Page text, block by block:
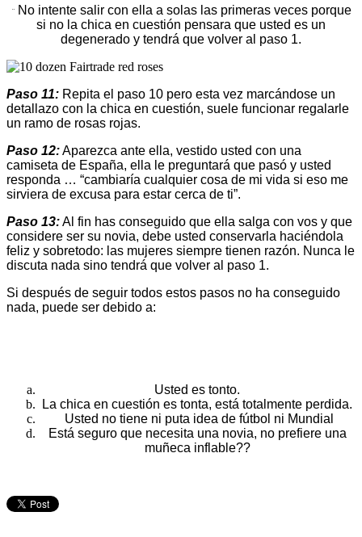
No intente salir con ella a solas las primeras veces porque
si no la chica en cuestión pensara que usted es un
degenerado y tendrá que volver al paso 1.
Paso 11: Repita el paso 10 pero esta vez marcándose un
detallazo con la chica en cuestión, suele funcionar regalarle
un ramo de rosas rojas.
Paso 12:Aparezca ante ella, vestido usted con una
camiseta de España, ella le preguntará que pasó y usted
responda … “cambiaría cualquier cosa de mi vida si eso me
sirviera de excusa para estar cerca de ti”.
Paso 13:Al fin has conseguido que ella salga con vos y que
considere ser su novia, debe usted conservarla haciéndola
feliz y sobretodo: las mujeres siempre tienen razón. Nunca le
discuta nada sino tendrá que volver al paso 1.
Si después de seguir todos estos pasos no ha conseguido
nada, puede ser debido a:
Usted es tonto.
La chica en cuestión es tonta, está totalmente perdida.
Usted no tiene ni puta idea de fútbol ni Mundial
Está seguro que necesita una novia, no prefiere una
muñeca inflable??